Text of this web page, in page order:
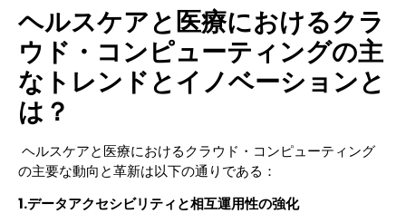
ヘルスケアと医療におけるクラ
ウド・コンピューティングの主
なトレンドとイノベーションと
は？
ヘルスケアと医療におけるクラウド・コンピューティング
の主要な動向と革新は以下の通りである：
1.データアクセシビリティと相互運用性の強化